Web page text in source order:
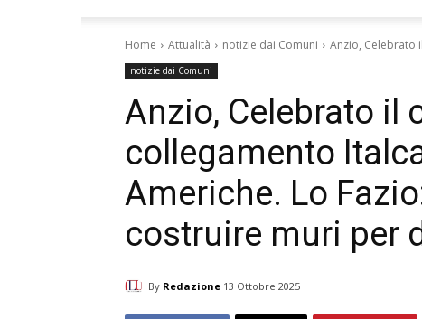
Home Attualità notizie dai Comuni Anzio, Celebrato
notizie dai Comuni
Anzio, Celebrato il
collegamento
Americhe. Lo
costruire muri per
By Redazione 13 Ottobre 2025